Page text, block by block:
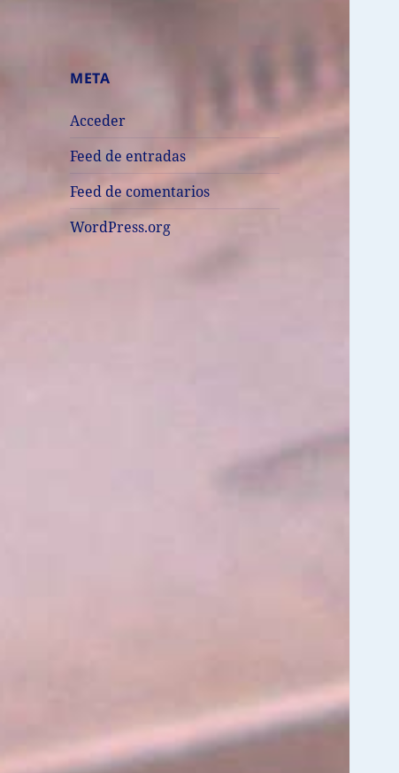
META
Acceder
Feed de entradas
Feed de comentarios
WordPress.org